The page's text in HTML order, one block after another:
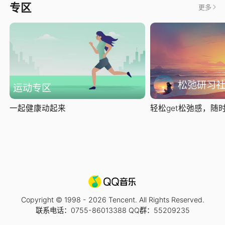
专区 更多
运动专区
一起健康动起来
松弛研习社
轻松get松弛感，随
Copyright © 1998 - 2026 Tencent. All Rights Reserved.
联系电话：0755-86013388 QQ群：55209235